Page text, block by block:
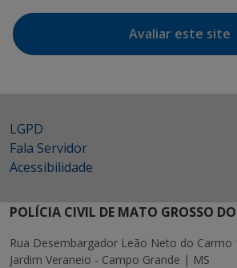
Avaliar este site
LGPD
Fala Servidor
Acessibilidade
POLÍCIA CIVIL DE MATO GROSSO
Rua Desembargador Leão Neto do Carmo
Jardim Veraneio - Campo Grande | MS